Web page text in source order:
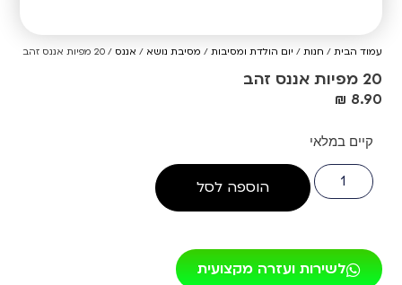
עמוד הבית / חנות / יום הולדת ומסיבות / מסיבת נושא / אננס / 20 מפיות אננס זהב
20 מפיות אננס זהב
₪ 8.90
קיים במלאי
הוספה לסל
לשירות ועזרה מקצועית